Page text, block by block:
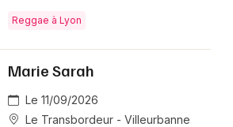
Reggae à Lyon
Marie Sarah
Le 11/09/2026
Le Transbordeur - Villeurbanne